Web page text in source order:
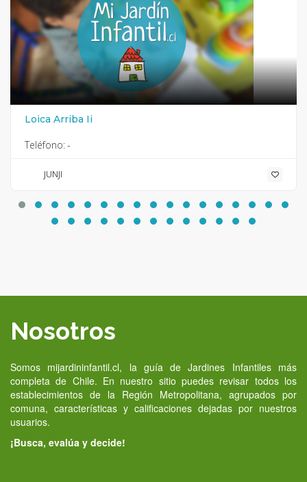
Loica Arriba Ii
Teléfono:-
JUNJI
Nosotros
Somos mijardininfantil.cl, la guía de Jardines Infantiles más
completa de Chile. En nuestro sitio puedes revisar todos los
establecimientos de la Región Metropolitana, agrupados por
comuna, características y calificaciones dejadas por nuestros
usuarios.
¡Busca, evalúa y decide!